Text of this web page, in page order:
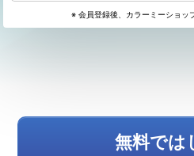
※ 会員登録後、カラーミーショッ
無料では